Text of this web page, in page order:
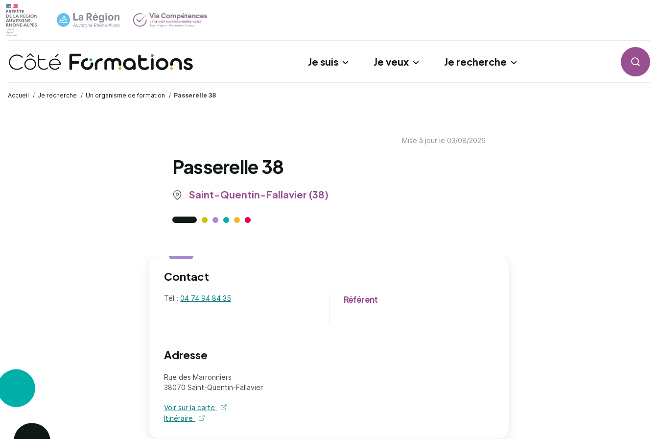
Je suis Je veux Je recherche
Accueil Je recherche Un organisme de formation Passerelle 38
Mise à jour le 03/08/2026
Passerelle 38
Saint-Quentin-Fallavier (38)
Contact
Tél :04 74 94 84 35 Référent
Adresse
Rue des Marronniers
38070 Saint-Quentin-Fallavier
Voir sur la carte
Itinéraire